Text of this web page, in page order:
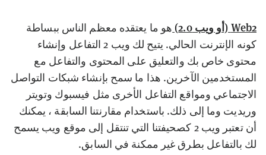
Web2 (أو ويب 2.0)
هو ما يعتقده معظم الناس ببساطة
كونه الإنترنت الحالي. يتيح لك ويب 2 التفاعل وإنشاء
محتوى خاص بك والتعليق على المحتوى والتفاعل مع
المستخدمين الآخرين. هذا ما سمح بإنشاء شبكات التواصل
الاجتماعي ومواقع التفاعل الأخرى مثل فيسبوك وتويتر
وريديت وما إلى ذلك. باستخدام مقارنتنا السابقة ، يمكنك
أن تعتبر ويب 2 كصحيفتنا التي تنتقل إلى موقع ويب يسمح
لك بالتفاعل بطرق غير ممكنة في السابق.